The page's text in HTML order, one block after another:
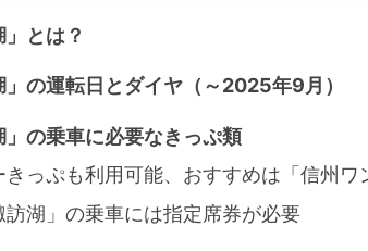
」とは？
」の運転日とダイヤ（～2025年9月）
」の乗車に必要なきっぷ類
っぷも利用可能、おすすめは「信州ワ
訪湖」の乗車には指定席券が必要